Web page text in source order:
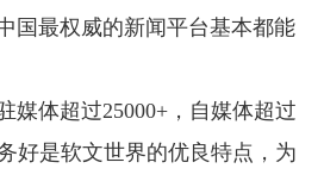
国最权威的新闻平台基本都能
体超过25000+，自媒体超过
好是软文世界的优良特点，为